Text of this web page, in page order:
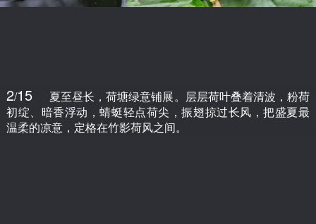
2/15
夏至昼长，荷塘绿意铺展。层层荷叶叠着清波，粉荷
初绽、暗香浮动，蜻蜓轻点荷尖，振翅掠过长风，把盛夏最
温柔的凉意，定格在竹影荷风之间。